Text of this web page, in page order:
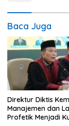
Baca Juga
Direktur Diktis
Manajemen dan
Profetik Menjadi